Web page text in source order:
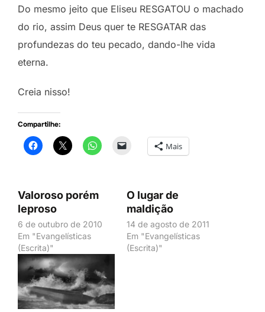
Do mesmo jeito que Eliseu RESGATOU o machado
do rio, assim Deus quer te RESGATAR das
profundezas do teu pecado, dando-lhe vida
eterna.
Creia nisso!
Compartilhe:
Mais
Valoroso porém
leproso
6 de outubro de 2010
Em "Evangelísticas
(Escrita)"
O lugar de
maldição
14 de agosto de 2011
Em "Evangelísticas
(Escrita)"